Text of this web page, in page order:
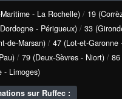
- La Rochelle) / 19
- Périgueux) / 33
de-Marsan) / 47 (Lot-et-Garonne
/ 79 (Deux-Sèvres - Niort) /
- Limoges)
sur Ruffec :